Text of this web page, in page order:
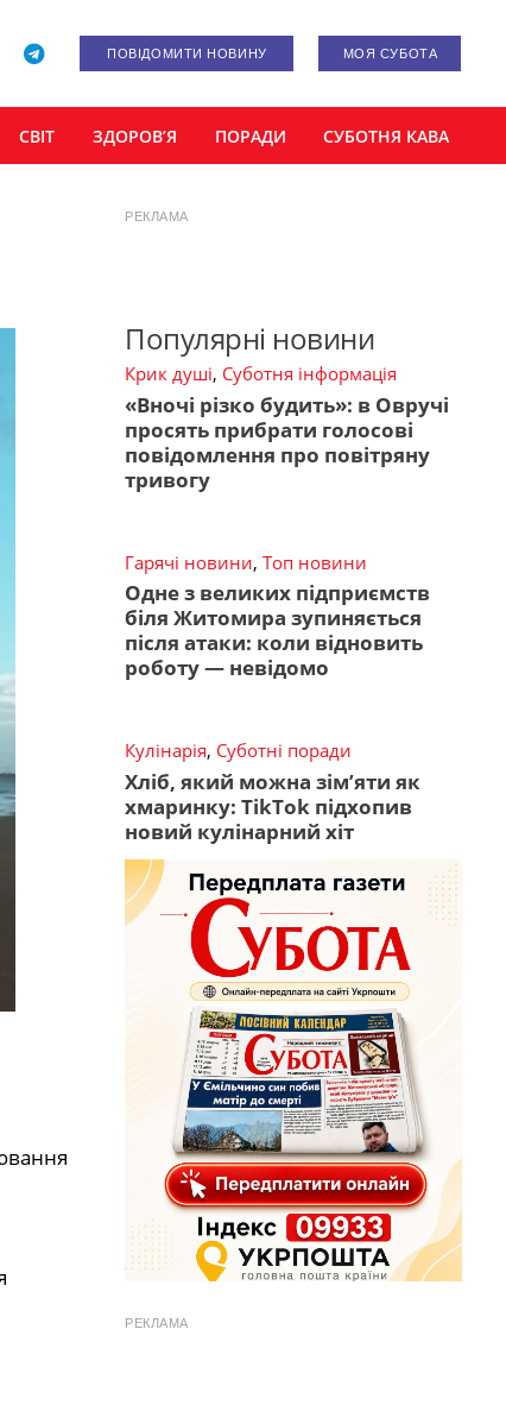
ПОВІДОМИТИ НОВИНУ МОЯ СУБОТА
СВІТ ЗДОРОВ’Я ПОРАДИ СУБОТНЯ КАВА
РЕКЛАМА
Популярні новини
Крик душі, Суботня інформація
«Вночі різко будить»: в Овручі
просять прибрати голосові
повідомлення про повітряну
тривогу
Гарячі новини, Топ новини
Одне з великих підприємств
біля Житомира зупиняється
після атаки: коли відновить
роботу — невідомо
Кулінарія, Суботні поради
Хліб, який можна зім’яти як
хмаринку: TikTok підхопив
новий кулінарний хіт
РЕКЛАМА